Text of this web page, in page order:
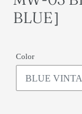
イ
ド
BLUE］
Color